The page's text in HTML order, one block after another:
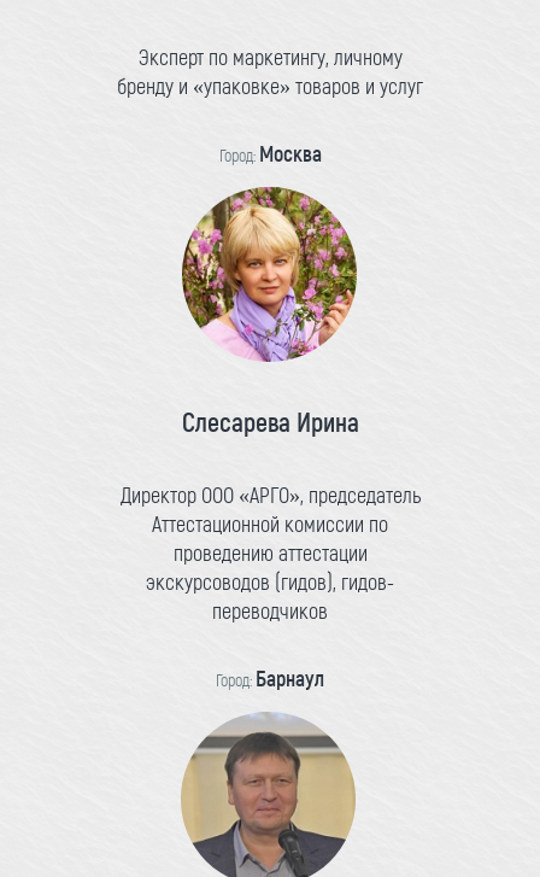
Эксперт по маркетингу, личному
бренду и «упаковке» товаров и услуг
Город: Москва
Слесарева Ирина
Директор ООО «АРГО», председатель
Аттестационной комиссии по
проведению аттестации
экскурсоводов (гидов), гидов-
переводчиков
Город: Барнаул